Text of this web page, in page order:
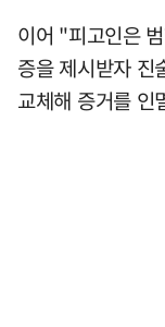
이어 "피고인은
증을 제시받자
교체해 증거를 인